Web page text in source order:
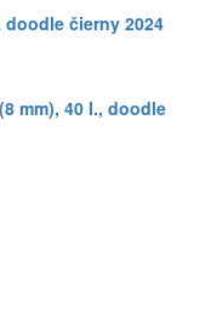
doodle čierny 2024
mm), 40 l., doodle